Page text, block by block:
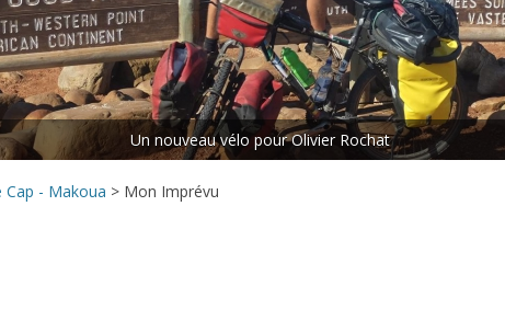
ETAPE N°5 : LES CHUTES
VICTORIA – LE CAP
ETAPE N°6 : LE CAP – MAKOUA
ETAPE N°7 : MAKOUA – ACCRA
ETAPE N°8 : ACCRA – DANANÉ
Rejoins le peloton.
Cap - Makoua > Mon Imprévu